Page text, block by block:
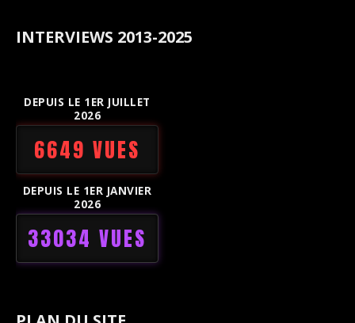
INTERVIEWS 2013-2025
DEPUIS LE 1ER JUILLET
2026
6649 VUES
DEPUIS LE 1ER JANVIER
2026
33034 VUES